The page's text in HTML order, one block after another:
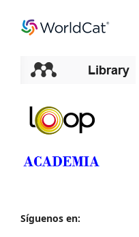
Síguenos en: